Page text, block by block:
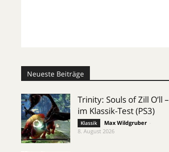
Neueste Beiträge
Trinity: Souls of Zill O’ll –
im Klassik-Test (PS3)
Klassik Max Wildgruber
8. August 2026